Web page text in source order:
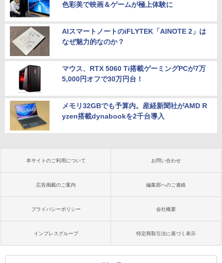
色彩美で映画＆ゲームが極上体験に
AIスマートノートのiFLYTEK「AINOTE 2」は
なぜ魅力的なのか？
マウス、RTX 5060 Ti搭載ゲーミングPCが7万
5,000円オフで30万円台！
メモリ32GBでも予算内。産経新聞社がAMD R
yzen搭載dynabookを2千台導入
本サイトのご利用について お問い合わせ
広告掲載のご案内 編集部へのご連絡
プライバシーポリシー 会社概要
インプレスグループ 特定商取引法に基づく表示